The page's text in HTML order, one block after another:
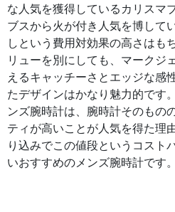
な人気を獲得しているカリスマ
ブスから火が付き人気を博して
しという費用対効果の高さはも
リューを別にしても、マークジ
えるキャッチーさとエッジな感
たデザインはかなり魅力的です
ンズ腕時計は、腕時計そのもの
ティが高いことが人気を得た理
り込みでこの値段というコスト
いおすすめのメンズ腕時計です。